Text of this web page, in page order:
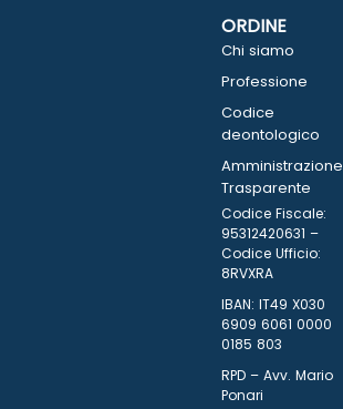
ORDINE
Chi siamo
Professione
Codice
deontologico
Amministrazione
Trasparente
Codice Fiscale:
95312420631 –
Codice Ufficio:
8RVXRA
IBAN: IT49 X030
6909 6061 0000
0185 803
RPD – Avv. Mario
Ponari